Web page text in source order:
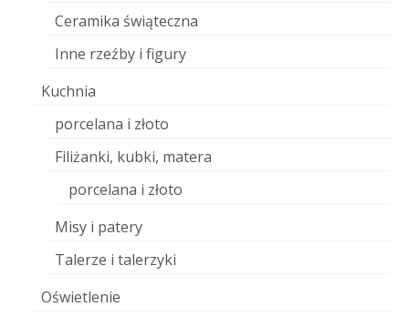
Ceramika świąteczna
Inne rzeźby i figury
Kuchnia
porcelana i złoto
Filiżanki, kubki, matera
porcelana i złoto
Misy i patery
Talerze i talerzyki
Oświetlenie